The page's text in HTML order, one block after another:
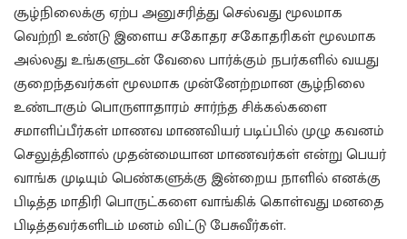
சூழ்நிலைக்கு ஏற்ப அனுசரித்து செல்வது மூலமாக
வெற்றி உண்டு இளைய சகோதர சகோதரிகள் மூலமாக
அல்லது உங்களுடன் வேலை பார்க்கும் நபர்களில் வயது
குறைந்தவர்கள் மூலமாக முன்னேற்றமான சூழ்நிலை
உண்டாகும் பொருளாதாரம் சார்ந்த சிக்கல்களை
சமாளிப்பீர்கள் மாணவ மாணவியர் படிப்பில் முழு கவனம்
செலுத்தினால் முதன்மையான மாணவர்கள் என்று பெயர்
வாங்க முடியும் பெண்களுக்கு இன்றைய நாளில் எனக்கு
பிடித்த மாதிரி பொருட்களை வாங்கிக் கொள்வது மனதை
பிடித்தவர்களிடம் மனம் விட்டு பேசுவீர்கள்.